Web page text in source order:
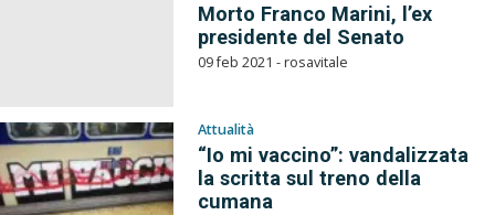
Morto Franco Marini, l’ex
presidente del Senato
09 feb 2021 - rosavitale
Attualità
“Io mi vaccino”: vandalizzata
la scritta sul treno della
cumana